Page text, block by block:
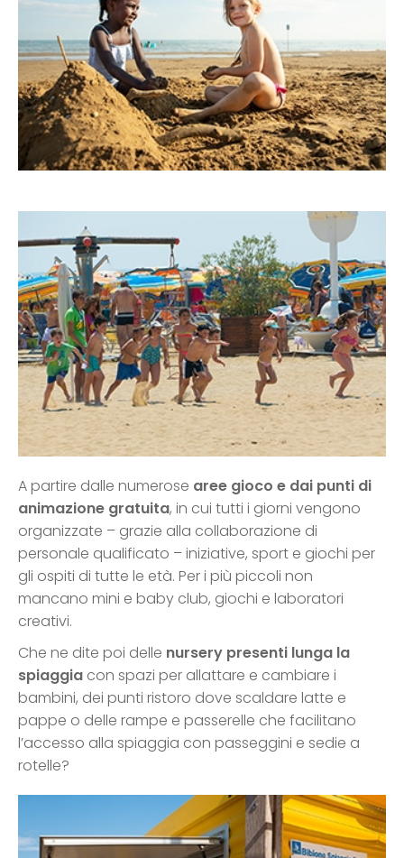
A partire dalle numerose aree gioco e dai punti di
animazione gratuita, in cui tutti i giorni vengono
organizzate – grazie alla collaborazione di
personale qualificato – iniziative, sport e giochi per
gli ospiti di tutte le età. Per i più piccoli non
mancano mini e baby club, giochi e laboratori
creativi.
Che ne dite poi delle nursery presenti lunga la
spiaggia con spazi per allattare e cambiare i
bambini, dei punti ristoro dove scaldare latte e
pappe o delle rampe e passerelle che facilitano
l’accesso alla spiaggia con passeggini e sedie a
rotelle?